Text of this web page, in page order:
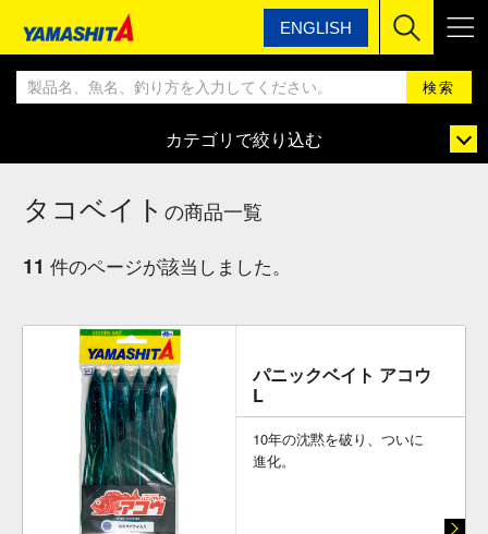
ENGLISH
ヤマシタ ヤマシタ製品情報一覧 タコベイト
カテゴリで絞り込む
タコベイト の商品一覧
11 件のページが該当しました。
パニックベイト アコウ
L
10年の沈黙を破り、ついに
進化。